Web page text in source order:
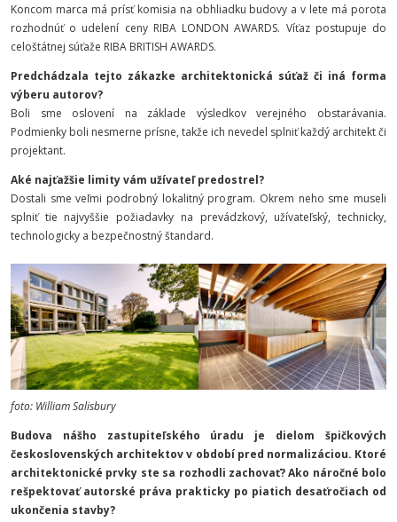
Koncom marca má prísť komisia na obhliadku budovy a v lete má porota
rozhodnúť o udelení ceny RIBA LONDON AWARDS. Víťaz postupuje do
celoštátnej súťaže RIBA BRITISH AWARDS.
Predchádzala tejto zákazke architektonická súťaž či iná forma
výberu autorov?
Boli sme oslovení na základe výsledkov verejného obstarávania.
Podmienky boli nesmerne prísne, takže ich nevedel splniť každý architekt či
projektant.
Aké najťažšie limity vám užívateľ predostrel?
Dostali sme veľmi podrobný lokalitný program. Okrem neho sme museli
splniť tie najvyššie požiadavky na prevádzkový, užívateľský, technicky,
technologicky a bezpečnostný štandard.
foto: William Salisbury
Budova nášho zastupiteľského úradu je dielom špičkových
československých architektov v období pred normalizáciou. Ktoré
architektonické prvky ste sa rozhodli zachovať? Ako náročné bolo
rešpektovať autorské práva prakticky po piatich desaťročiach od
ukončenia stavby?